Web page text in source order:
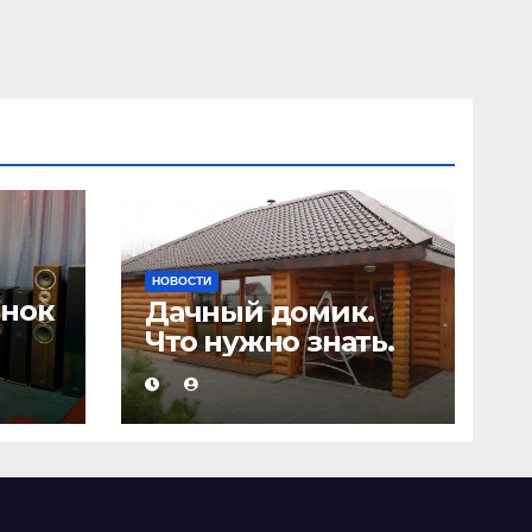
НОВОСТИ
Дачный домик.
Что нужно знать.